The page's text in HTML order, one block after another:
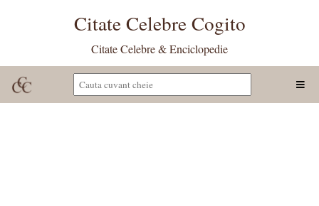
Citate Celebre Cogito
Citate Celebre & Enciclopedie